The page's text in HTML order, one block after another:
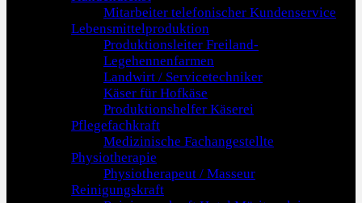
Mitarbeiter telefonischer Kundenservice
Lebensmittelproduktion
Produktionsleiter Freiland-
Legehennenfarmen
Landwirt / Servicetechniker
Käser für Hofkäse
Produktionshelfer Käserei
Pflegefachkraft
Medizinische Fachangestellte
Physiotherapie
Physiotherapeut / Masseur
Reinigungskraft